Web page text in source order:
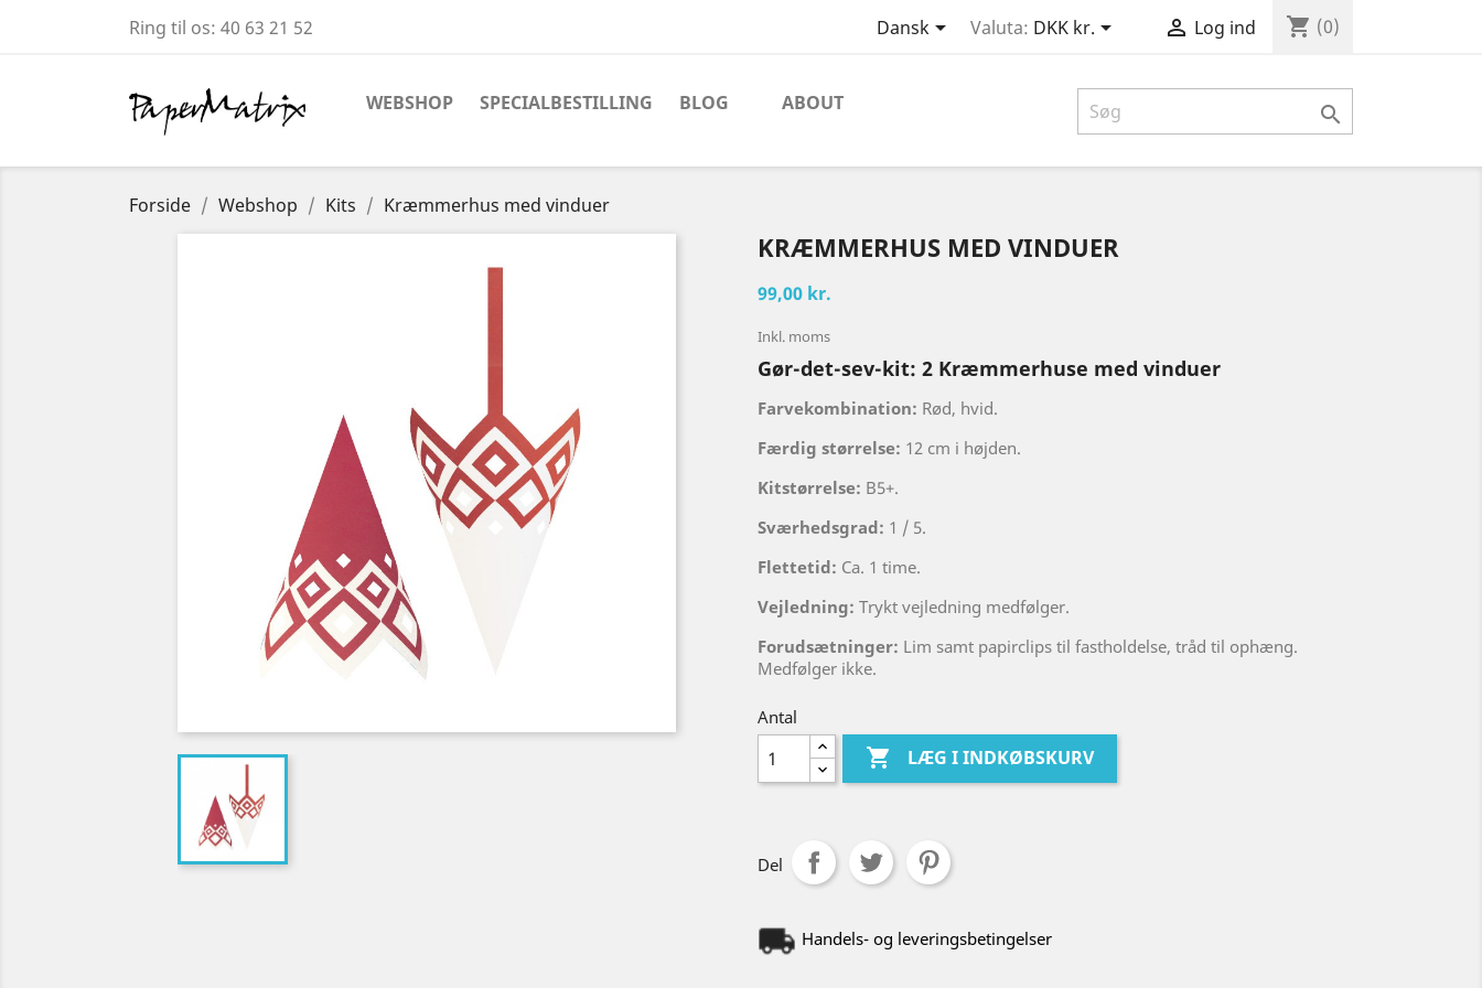
Ring til os: 40 63 21 52 Dansk Valuta: DKK kr.  Log ind shopping_cart (0)
WEBSHOP SPECIALBESTILLING BLOG ABOUT 
Forside Webshop Kits Kræmmerhus med vinduer
KRÆMMERHUS MED VINDUER
99,00 kr.
Inkl. moms
Gør-det-sev-kit: 2 Kræmmerhuse med vinduer
Farvekombination: Rød, hvid.
Færdig størrelse: 12 cm i højden.
Kitstørrelse: B5+.
Sværhedsgrad: 1 / 5.
Flettetid: Ca. 1 time.
Vejledning: Trykt vejledning medfølger.
Forudsætninger: Lim samt papirclips til fastholdelse, tråd til ophæng.
Medfølger ikke.
Antal
 LÆG I INDKØBSKURV
Del
Handels- og leveringsbetingelser